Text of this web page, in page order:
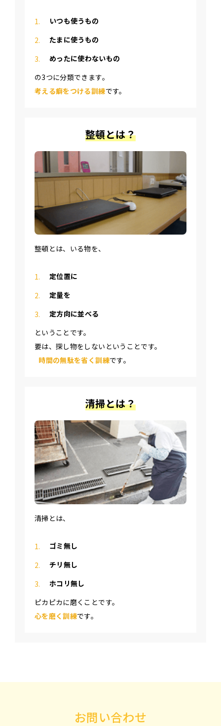
いつも使うもの
たまに使うもの
めったに使わないもの
の3つに分類できます。
考える癖をつける訓練です。
整頓とは？
整頓とは、いる物を、
定位置に
定量を
定方向に並べる
ということです。
要は、探し物をしないということです。
時間の無駄を省く訓練です。
清掃とは？
清掃とは、
ゴミ無し
チリ無し
ホコリ無し
ピカピカに磨くことです。
心を磨く訓練です。
お問い合わせ